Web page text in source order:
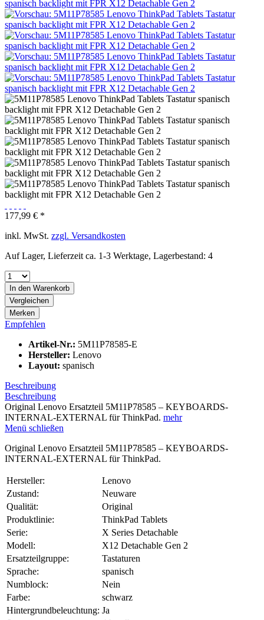
177,99 € *
inkl. MwSt. zzgl. Versandkosten
Auf Lager, Lieferzeit ca. 1-3 Werktage, Lagerbestand: 4
In den Warenkorb
Vergleichen
Merken
Empfehlen
Artikel-Nr.: 5M11P78585-E
Hersteller: Lenovo
Layout: spanisch
Beschreibung
Beschreibung
Original Lenovo Ersatzteil 5M11P78585 – KEYBOARDS-
INTERNAL-EXTERNAL für ThinkPad. mehr
Menü schließen
Original Lenovo Ersatzteil 5M11P78585 – KEYBOARDS-
INTERNAL-EXTERNAL für ThinkPad.
Hersteller:
Lenovo
Zustand:
Neuware
Qualität:
Original
Produktlinie:
ThinkPad Tablets
Serie:
X Series Detachable
Modell:
X12 Detachable Gen 2
Ersatzteilgruppe:
Tastaturen
Sprache:
spanisch
Numblock:
Nein
Farbe:
schwarz
Hintergrundbeleuchtung: Ja